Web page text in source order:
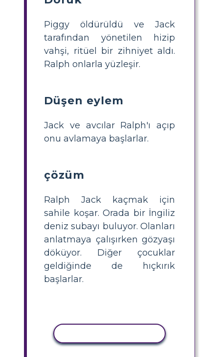
Piggy öldürüldü ve Jack
tarafından yönetilen hizip
vahşi, ritüel bir zihniyet aldı.
Ralph onlarla yüzleşir.
Düşen eylem
Jack ve avcılar Ralph'ı açıp
onu avlamaya başlarlar.
çözüm
Ralph Jack kaçmak için
sahile koşar. Orada bir İngiliz
deniz subayı buluyor. Olanları
anlatmaya çalışırken gözyaşı
döküyor. Diğer çocuklar
geldiğinde de hıçkırık
başlarlar.